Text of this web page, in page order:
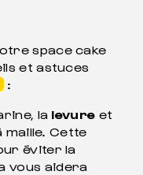
space cake
et astuces
:
la levure et
maille. Cette
éviter la
vous aidera